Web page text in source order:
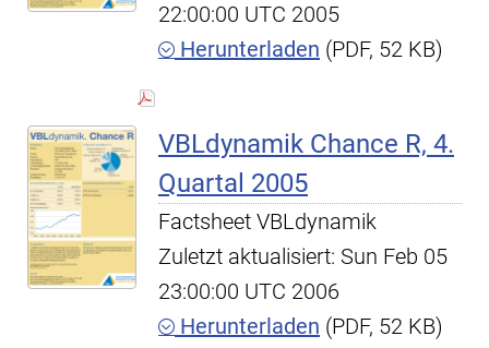
22:00:00 UTC 2005
Herunterladen (PDF, 52 KB)
VBLdynamik Chance R, 4.
Quartal 2005
Factsheet VBLdynamik
Zuletzt aktualisiert: Sun Feb 05
23:00:00 UTC 2006
Herunterladen (PDF, 52 KB)